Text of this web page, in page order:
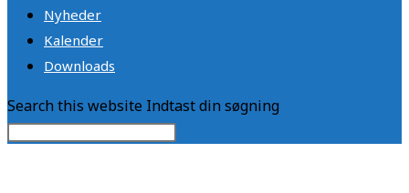
Nyheder
Kalender
Downloads
Search this website Indtast din søgning